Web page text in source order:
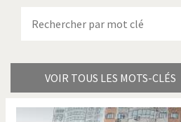
VOIR TOUS LES MOTS-CLÉS
Bye Biden!
Chère énergie!